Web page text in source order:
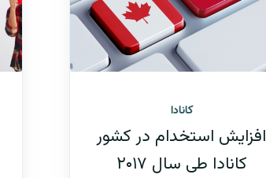
کانادا
افزایش استخدام در کشور
کانادا طی سال ۲۰۱۷